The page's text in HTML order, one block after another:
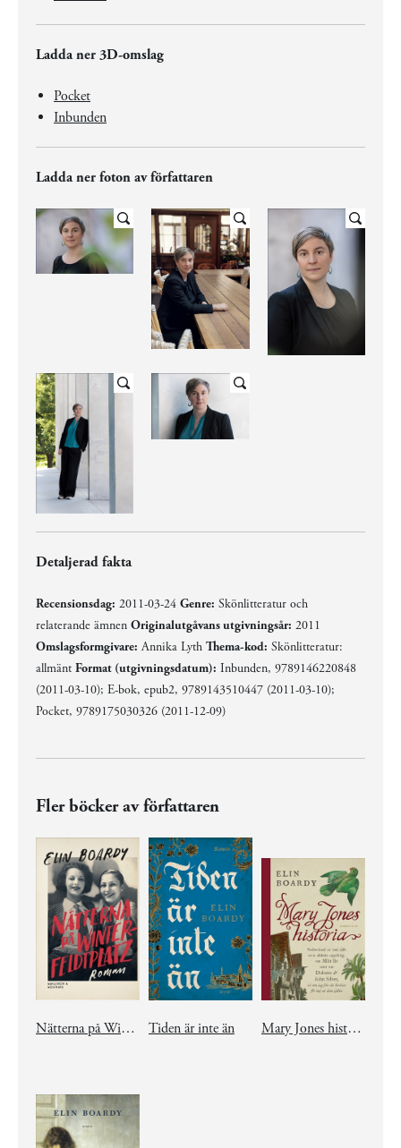
Ladda ner 3D-omslag
Pocket
Inbunden
Ladda ner foton av författaren
Detaljerad fakta
Recensionsdag: 2011-03-24 Genre: Skönlitteratur och
relaterande ämnen Originalutgåvans utgivningsår: 2011
Omslagsformgivare: Annika Lyth Thema-kod: Skönlitteratur:
allmänt Format (utgivningsdatum): Inbunden, 9789146220848
(2011-03-10); E-bok, epub2, 9789143510447 (2011-03-10);
Pocket, 9789175030326 (2011-12-09)
Fler böcker av författaren
Nätterna på Winterfeldtplatz Tiden är inte än Mary Jones historia